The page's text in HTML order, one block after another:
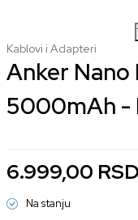
Kablovi i Adapteri
Anker Nano
5000mAh -
6.999,00 RSD
Na stanju